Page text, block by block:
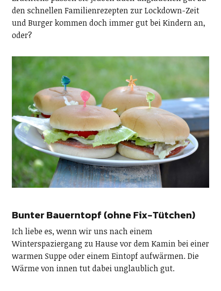
den schnellen Familienrezepten zur Lockdown-Zeit
und Burger kommen doch immer gut bei Kindern an,
oder?
Bunter Bauerntopf (ohne Fix-Tütchen)
Ich liebe es, wenn wir uns nach einem
Winterspaziergang zu Hause vor dem Kamin bei einer
warmen Suppe oder einem Eintopf aufwärmen. Die
Wärme von innen tut dabei unglaublich gut.